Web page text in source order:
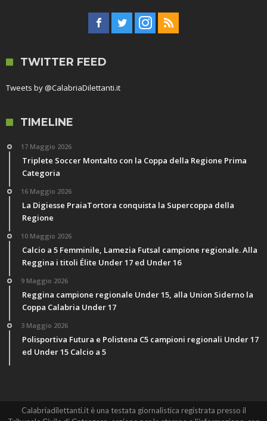
TWITTER FEED
Tweets by @CalabriaDilettanti.it
TIMELINE
17 Maggio 2026
Triplete Soccer Montalto con la Coppa della Regione Prima
Categoria
16 Maggio 2026
La Digiesse PraiaTortora conquista la Supercoppa della
Regione
10 Maggio 2026
Calcio a 5 Femminile, Lamezia Futsal campione regionale. Alla
Reggina i titoli Élite Under 17 ed Under 16
9 Maggio 2026
Reggina campione regionale Under 15, alla Union Siderno la
Coppa Calabria Under 17
3 Maggio 2026
Polisportiva Futura e Polistena C5 campioni regionali Under 17
ed Under 15 Calcio a 5
Calabriadilettanti.it è una testata giornalistica registrata presso il